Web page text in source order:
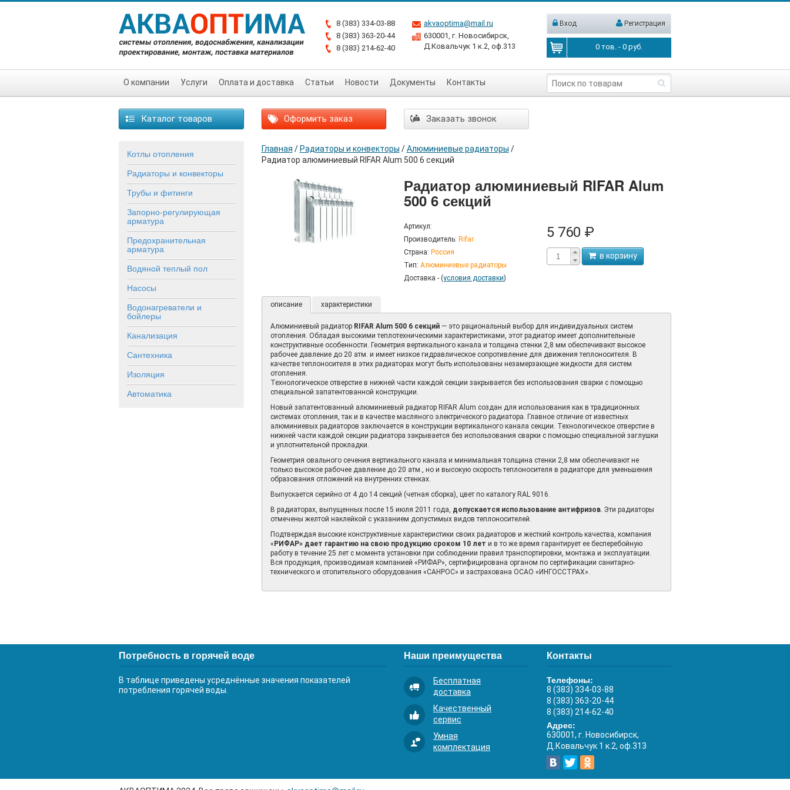
8 (383) 334-03-88
8 (383) 363-20-44
8 (383) 214-62-40
akvaoptima@mail.ru
630001, г. Новосибирск,
Д.Ковальчук 1 к.2, оф.313
Вход Регистрация
0 тов. -0 руб.
О компании Услуги Оплата и доставка Статьи Новости Документы Контакты
Каталог товаров Оформить заказ Заказать звонок
Котлы отопления
Радиаторы и конвекторы
Трубы и фитинги
Запорно-регулирующая
арматура
Предохранительная
арматура
Водяной теплый пол
Насосы
Водонагреватели и
бойлеры
Канализация
Сантехника
Изоляция
Автоматика
Главная / Радиаторы и конвекторы / Алюминиевые радиаторы /
Радиатор алюминиевый RIFAR Alum 500 6 секций
Радиатор алюминиевый RIFAR Alum
500 6 секций
Артикул:
Производитель: Rifar
Страна: Россия
Тип: Алюминиевые радиаторы
Доставка - (условия доставки)
5 760 ₽
в корзину
описание характеристики
Алюминиевый радиаторRIFAR Alum 500 6 секций— это рациональный выбор для индивидуальных систем
отопления. Обладая высокими теплотехническими характеристиками, этот радиатор имеет дополнительные
конструктивные особенности. Геометрия вертикального канала и толщина стенки 2,8 мм обеспечивают высокое
рабочее давление до 20 атм. и имеет низкое гидравлическое сопротивление для движения теплоносителя. В
качестве теплоносителя в этих радиаторах могут быть использованы незамерзающие жидкости для систем
отопления.
Технологическое отверстие в нижней части каждой секции закрывается без использования сварки с помощью
специальной запатентованной конструкции.
Новый запатентованный алюминиевый радиатор RIFAR Alum создан для использования как в традиционных
системах отопления, так и в качестве масляного электрического радиатора. Главное отличие от известных
алюминиевых радиаторов заключается в конструкции вертикального канала секции. Технологическое отверстие в
нижней части каждой секции радиатора закрывается без использования сварки с помощью специальной заглушки
и уплотнительной прокладки.
Геометрия овального сечения вертикального канала и минимальная толщина стенки 2,8 мм обеспечивают не
только высокое рабочее давление до 20 атм., но и высокую скорость теплоносителя в радиаторе для уменьшения
образования отложений на внутренних стенках.
Выпускается серийно от 4 до 14 секций (четная сборка), цвет по каталогу RAL 9016.
В радиаторах, выпущенных после 15 июля 2011 года, допускается использование антифризов. Эти радиаторы
отмечены желтой наклейкой с указанием допустимых видов теплоносителей.
Подтверждая высокие конструктивные характеристики своих радиаторов и жесткий контроль качества, компания
« РИФАР» дает гарантию на свою продукцию сроком 10 лет и в то же время гарантирует ее бесперебойную
работу в течение 25 лет с момента установки при соблюдении правил транспортировки, монтажа и эксплуатации.
Вся продукция, производимая компанией «РИФАР», сертифицирована органом по сертификации санитарно-
технического и отопительного оборудования «САНРОС» и застрахована ОСАО «ИНГОССТРАХ».
Потребность в горячей воде
В таблице приведены усреднённые значения показателей
потребления горячей воды.
Наши преимущества
Бесплатная
доставка
Качественный
сервис
Умная
комплектация
Контакты
Телефоны:
8 (383) 334-03-88
8 (383) 363-20-44
8 (383) 214-62-40
Адрес:
630001, г. Новосибирск,
Д.Ковальчук 1 к.2, оф.313